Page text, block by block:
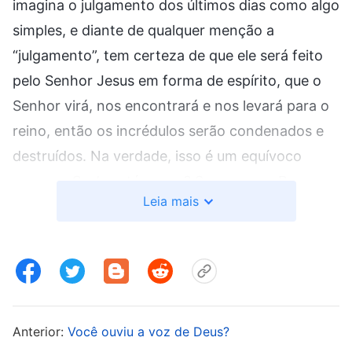
imagina o julgamento dos últimos dias como algo
simples, e diante de qualquer menção a
“julgamento”, tem certeza de que ele será feito
pelo Senhor Jesus em forma de espírito, que o
Senhor virá, nos encontrará e nos levará para o
reino, então os incrédulos serão condenados e
destruídos. Na verdade, isso é um equívoco
vem para realizar obra para salvar a
nem um pouco sobrenatural. Além disso,
ignoram as profecias bíblicas mais importantes
sobrea vinda do Senhor— as profecias sobre
Deus tornar-se carne como o Filho do homem
Leia mais
Anterior: Você ouviu a voz de Deus?